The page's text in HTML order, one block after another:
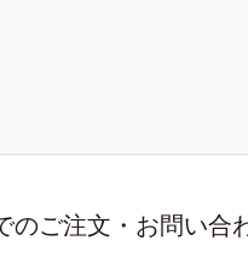
のご注文・お問い合